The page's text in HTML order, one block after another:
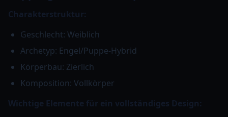
Charakterstruktur:
Geschlecht: Weiblich
Archetyp: Engel/Puppe-Hybrid
Körperbau: Zierlich
Komposition: Vollkörper
Wichtige Elemente für ein vollständiges Design: